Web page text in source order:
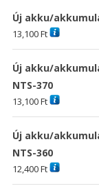
Új akku/
13,100Ft
Új akku/
NTS-370
13,100Ft
Új akku/
NTS-360
12,400Ft